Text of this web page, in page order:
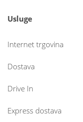
Usluge
Internet trgovina
Dostava
Drive In
Express dostava